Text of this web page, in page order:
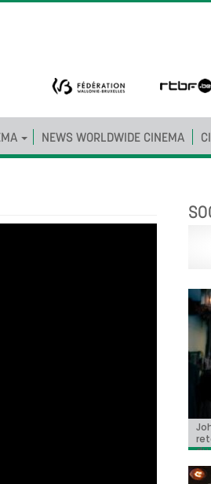
NEWS WORLDWIDE CINEMA
du
«
«